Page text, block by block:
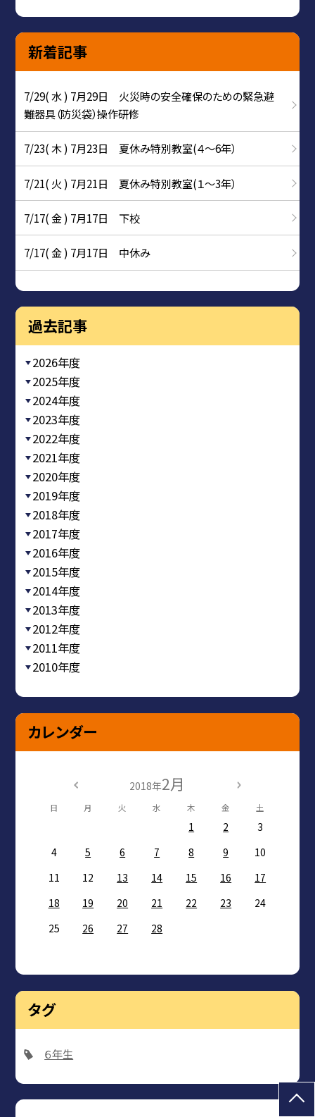
新着記事
7/29( 水 ) 7月29日 火災時の安全確保のための緊急避
難器具（防災袋）操作研修
7/23( 木 ) 7月23日 夏休み特別教室(４～6年）
7/21( 火 ) 7月21日 夏休み特別教室(１～3年）
7/17( 金 ) 7月17日 下校
7/17( 金 ) 7月17日 中休み
過去記事
2026年度
2025年度
2024年度
2023年度
2022年度
2021年度
2020年度
2019年度
2018年度
2017年度
2016年度
2015年度
2014年度
2013年度
2012年度
2011年度
2010年度
カレンダー
2018年2月
日 月 火 水 木 金 土
1 2
3
4
5 6 7 8 9
10
11
12 13 14 15 16
17
18
19 20 21 22 23
24
25
26 27 28
タグ
６年生